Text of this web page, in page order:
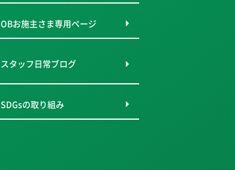
OBお施主さま専用ページ
スタッフ日常ブログ
SDGsの取り組み